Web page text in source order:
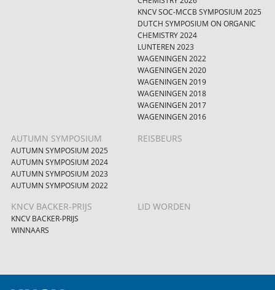
KNCV SOC-MCCB SYMPOSIUM 2025
DUTCH SYMPOSIUM ON ORGANIC
CHEMISTRY 2024
LUNTEREN 2023
WAGENINGEN 2022
WAGENINGEN 2020
WAGENINGEN 2019
WAGENINGEN 2018
WAGENINGEN 2017
WAGENINGEN 2016
AUTUMN SYMPOSIUM
AUTUMN SYMPOSIUM 2025
AUTUMN SYMPOSIUM 2024
AUTUMN SYMPOSIUM 2023
AUTUMN SYMPOSIUM 2022
REISBEURS
KNCV BACKER-PRIJS
KNCV BACKER-PRIJS
WINNAARS
LID WORDEN